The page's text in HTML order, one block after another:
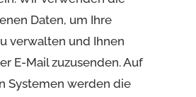
Daten, um Ihre
verwalten und Ihnen
E-Mail zuzusenden. Auf
Systemen werden die